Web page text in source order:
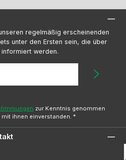
regelmäßig erscheinenden
unter den Ersten sein, die über
werden.
zur Kenntnis genommen
mit ihnen einverstanden.*